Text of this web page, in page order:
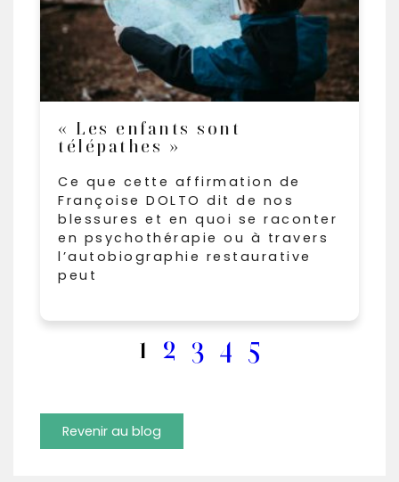
« Les enfants sont
télépathes »
Ce que cette affirmation de
Françoise DOLTO dit de nos
blessures et en quoi se raconter
en psychothérapie ou à travers
l’autobiographie restaurative
peut
1 2 3 4 5
Revenir au blog